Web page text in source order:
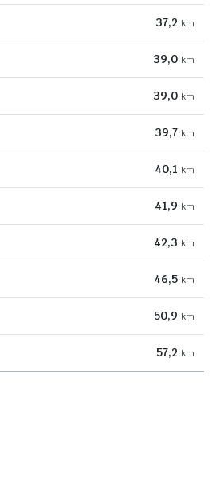
37,2 km
39,0 km
39,0 km
39,7 km
40,1 km
41,9 km
42,3 km
46,5 km
50,9 km
57,2 km